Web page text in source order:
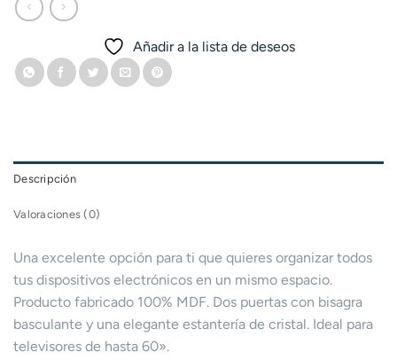
Añadir a la lista de deseos
Descripción
Valoraciones (0)
Una excelente opción para ti que quieres organizar todos
tus dispositivos electrónicos en un mismo espacio.
Producto fabricado 100% MDF. Dos puertas con bisagra
basculante y una elegante estantería de cristal. Ideal para
televisores de hasta 60».